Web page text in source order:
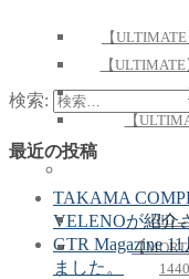
【
【
【
【
検索:
最近の投稿
TAKAMA
VELENOが紹介
GTR Magazine
ました。